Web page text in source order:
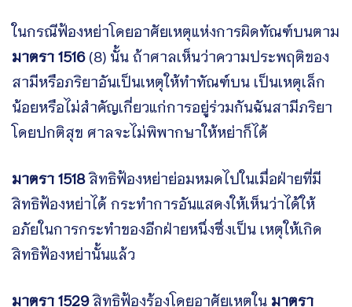
ในกรณีฟ้องหย่าโดยอาศัยเหตุแห่งการผิดทัณฑ์บนตาม
มาตรา 1516(8) นั้น ถ้าศาลเห็นว่าความประพฤติของ
สามีหรือภริยาอันเป็นเหตุให้ทำทัณฑ์บน เป็นเหตุเล็ก
น้อยหรือไม่สำคัญเกี่ยวแก่การอยู่ร่วมกันฉันสามีภริยา
โดยปกติสุข ศาลจะไม่พิพากษาให้หย่าก็ได้
มาตรา 1518สิทธิฟ้องหย่าย่อมหมดไปในเมื่อฝ่ายที่มี
สิทธิฟ้องหย่าได้ กระทำการอันแสดงให้เห็นว่าได้ให้
อภัยในการกระทำของอีกฝ่ายหนึ่งซึ่งเป็น เหตุให้เกิด
สิทธิฟ้องหย่านั้นแล้ว
มาตรา 1529สิทธิฟ้องร้องโดยอาศัยเหตุใน มาตรา